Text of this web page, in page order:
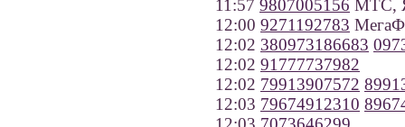
11:57 9807005156 МТС,
12:00 9271192783
12:02 380973186683
12:02 91777737982
12:02 79913907572
12:03 79674912310